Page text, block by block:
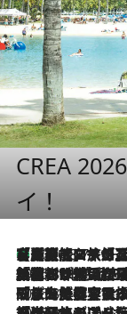
CREA
イ！
2026.8.7
【厳選旅コスメ】「多機能アイテムがメイン！」旅好き美容エディターが選んだ夏旅ベストコスメを発表【Mサイズジップ】
2026.8.6
「荷物が増えるほど旅ストレスは増す」美容ジャーナリストがたどり着いた最終結論。“化粧品を劇的に減らす”感動の凝縮美容とは
2026.8.6
「旅先には金髪ウィッグを持参」日本と同じメイクでは損してる!? 美容ジャーナリストが提案する“掟破り